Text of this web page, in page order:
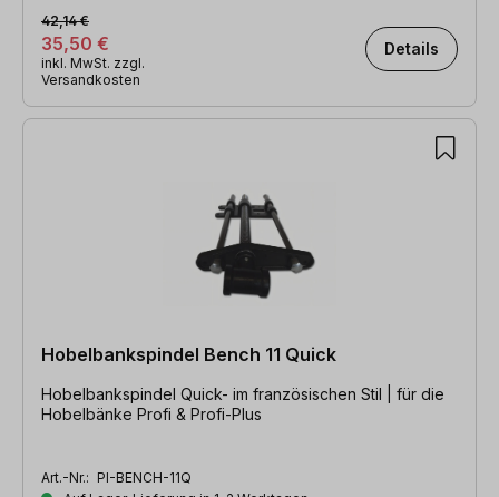
35,50 €
42,14 €
inkl. MwSt. zzgl.
Versandkosten
Details
Hobelbankspindel Bench 11 Quick
Hobelbankspindel Quick- im französischen Stil | für die
Hobelbänke Profi & Profi-Plus
Art.-Nr.: PI-BENCH-11Q